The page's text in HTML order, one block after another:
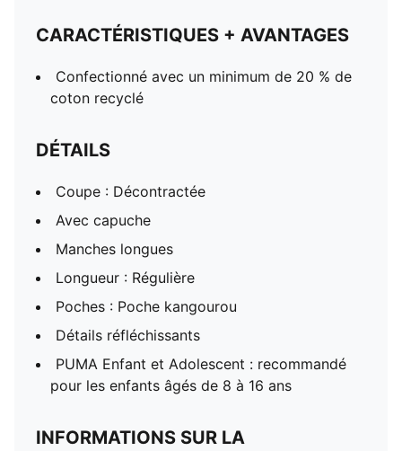
CARACTÉRISTIQUES + AVANTAGES
Confectionné avec un minimum de 20 % de
coton recyclé
DÉTAILS
Coupe : Décontractée
Avec capuche
Manches longues
Longueur : Régulière
Poches : Poche kangourou
Détails réfléchissants
PUMA Enfant et Adolescent : recommandé
pour les enfants âgés de 8 à 16 ans
INFORMATIONS SUR LA